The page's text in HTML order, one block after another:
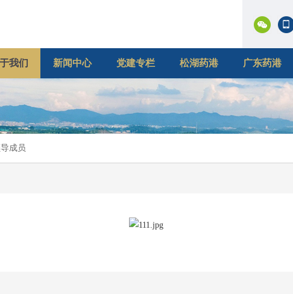
我们 新闻中心 党建专栏 松湖药港 广东药港
成员